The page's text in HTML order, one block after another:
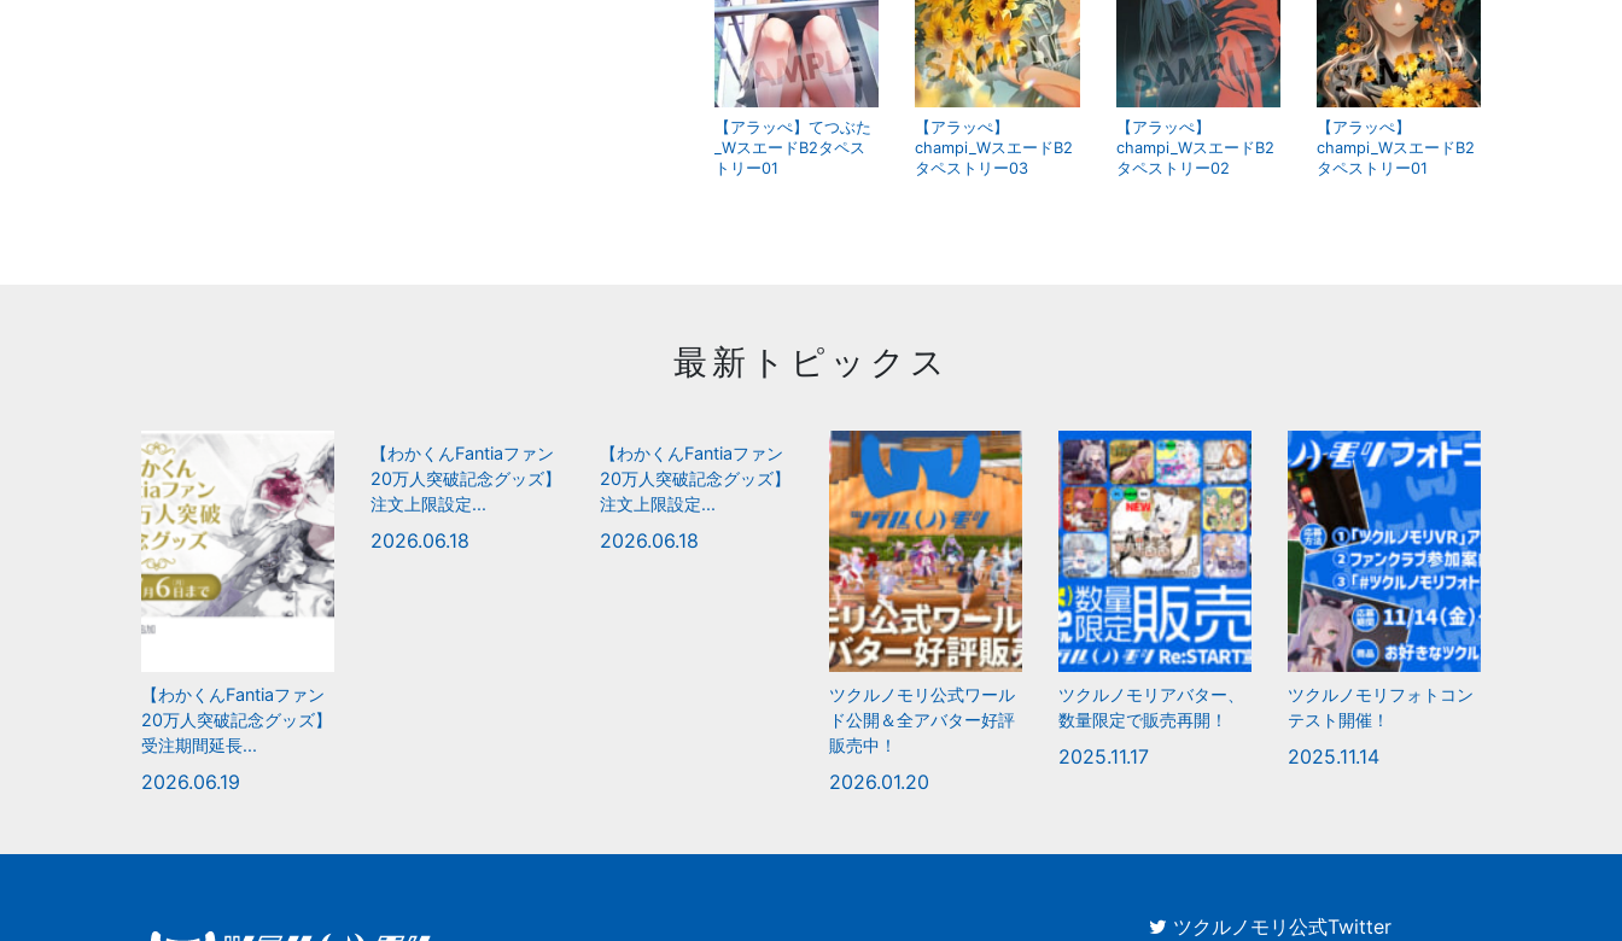
【アラッぺ】てつぶた
_WスエードB2タペス
トリー01
【アラッぺ】
champi_WスエードB2
タペストリー03
【アラッぺ】
champi_WスエードB2
タペストリー02
【アラッぺ】
champi_WスエードB2
タペストリー01
最新トピックス
【わかくんFantiaファン
20万人突破記念グッズ】
受注期間延長...
2026.06.19
【わかくんFantiaファン
20万人突破記念グッズ】
注文上限設定...
2026.06.18
【わかくんFantiaファン
20万人突破記念グッズ】
注文上限設定...
2026.06.18
ツクルノモリ公式ワール
ド公開＆全アバター好評
販売中！
2026.01.20
ツクルノモリアバター、
数量限定で販売再開！
2025.11.17
ツクルノモリフォトコン
テスト開催！
2025.11.14
ツクルノモリ公式Twitter